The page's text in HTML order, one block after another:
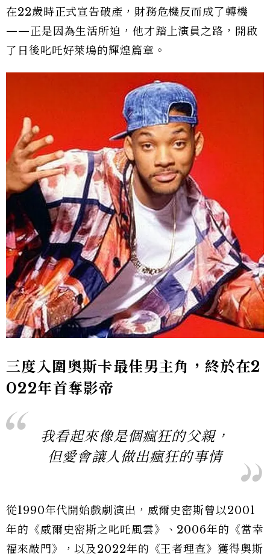
在22歲時正式宣告破產，財務危機反而成了轉機
——正是因為生活所迫，他才踏上演員之路，開啟
了日後叱吒好萊塢的輝煌篇章。
三度入圍奧斯卡最佳男主角，終於在2
022年首奪影帝
我看起來像是個瘋狂的父親，
但愛會讓人做出瘋狂的事情
從1990年代開始戲劇演出，威爾史密斯曾以2001
年的《威爾史密斯之叱吒風雲》、2006年的《當幸
福來敲門》，以及2022年的《王者理查》獲得奧斯